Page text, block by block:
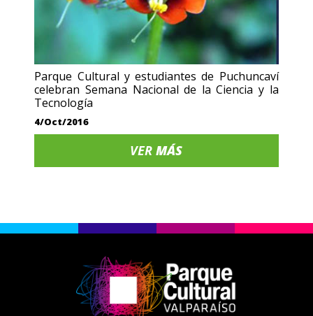
Parque Cultural y estudiantes de Puchuncaví
celebran Semana Nacional de la Ciencia y la
Tecnología
4/Oct/2016
VERMÁS